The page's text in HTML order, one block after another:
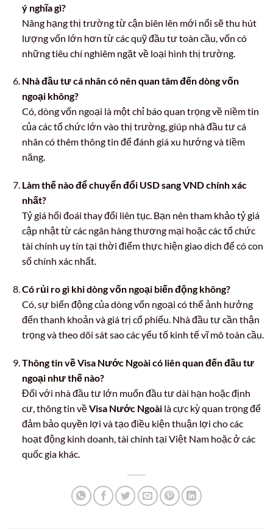
ý nghĩa gì?
Nâng hạng thị trường từ cận biên lên mới nổi sẽ thu hút
lượng vốn lớn hơn từ các quỹ đầu tư toàn cầu, vốn có
những tiêu chí nghiêm ngặt về loại hình thị trường.
Nhà đầu tư cá nhân có nên quan tâm đến dòng vốn
ngoại không?
Có, dòng vốn ngoại là một chỉ báo quan trọng về niềm tin
của các tổ chức lớn vào thị trường, giúp nhà đầu tư cá
nhân có thêm thông tin để đánh giá xu hướng và tiềm
năng.
Làm thế nào để chuyển đổi USD sang VND chính xác
nhất?
Tỷ giá hối đoái thay đổi liên tục. Bạn nên tham khảo tỷ giá
cập nhật từ các ngân hàng thương mại hoặc các tổ chức
tài chính uy tín tại thời điểm thực hiện giao dịch để có con
số chính xác nhất.
Có rủi ro gì khi dòng vốn ngoại biến động không?
Có, sự biến động của dòng vốn ngoại có thể ảnh hưởng
đến thanh khoản và giá trị cổ phiếu. Nhà đầu tư cần thận
trọng và theo dõi sát sao các yếu tố kinh tế vĩ mô toàn cầu.
Thông tin về Visa Nước Ngoài có liên quan đến đầu tư
ngoại như thế nào?
Đối với nhà đầu tư lớn muốn đầu tư dài hạn hoặc định
cư, thông tin vềVisa Nước Ngoàilà cực kỳ quan trọng để
đảm bảo quyền lợi và tạo điều kiện thuận lợi cho các
hoạt động kinh doanh, tài chính tại Việt Nam hoặc ở các
quốc gia khác.